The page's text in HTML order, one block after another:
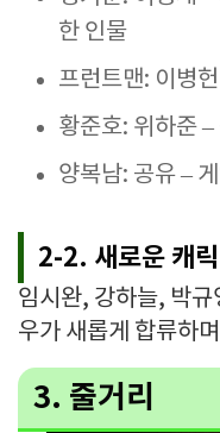
한 인물
프런트맨: 이병
황준호: 위하준
양복남: 공유 –
2-2. 새로운 캐릭
임시완, 강하늘, 박규
우가 새롭게 합류하
3. 줄거리